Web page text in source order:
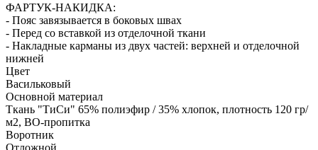
ФАРТУК-НАКИДКА:
- Пояс завязывается в боковых швах
- Перед со вставкой из отделочной ткани
- Накладные карманы из двух частей: верхней и отделочной
нижней
Цвет
Васильковый
Основной материал
Ткань "ТиСи" 65% полиэфир / 35% хлопок, плотность 120 гр/
м2, ВО-пропитка
Воротник
Отложной